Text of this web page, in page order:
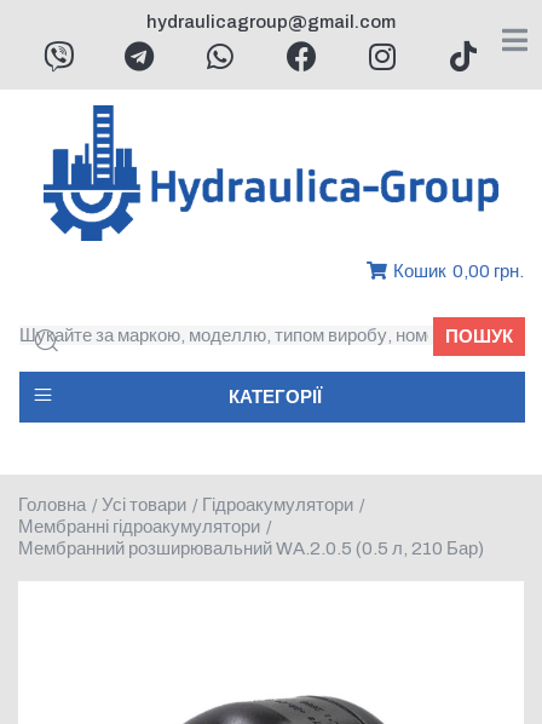
hydraulicagroup@gmail.com
Кошик 0,00 грн.
КАТЕГОРІЇ
ПОШУК
Головна / Усі товари / Гідроакумулятори /
Мембранні гідроакумулятори /
Мембранний розширювальний WA.2.0.5 (0.5 л, 210 Бар)